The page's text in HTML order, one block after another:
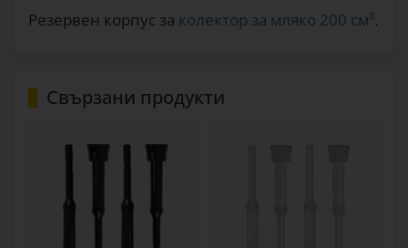
Резервен корпус за колектор за мляко 200 см³.
Свързани продукти